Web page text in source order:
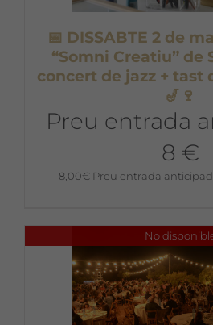
📅 DISSABTE 2 de
“Somni Creatiu” de
concert de jazz + tast
🎷🍷
Preu entrada
8 €
8,00€ Preu entrada
No